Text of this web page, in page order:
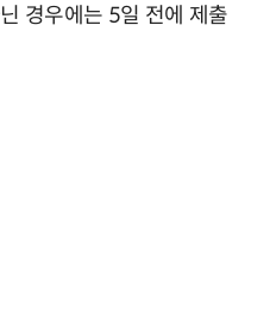
경우에는 5일 전에 제출